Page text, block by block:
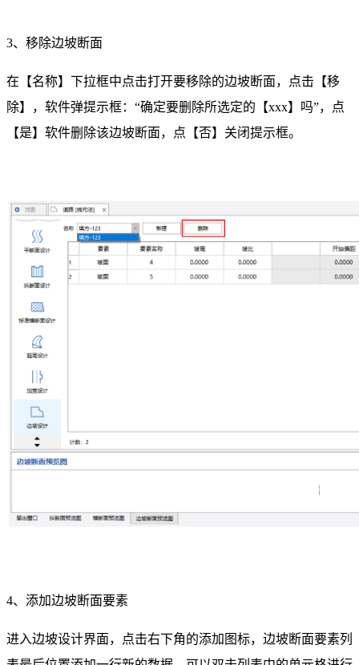
3、移除边坡断面
在【名称】下拉框中点击打开要移除的边坡断面，点击【移
除】，软件弹提示框：“确定要删除所选定的【xxx】吗”，点
【是】软件删除该边坡断面，点【否】关闭提示框。
4、添加边坡断面要素
进入边坡设计界面，点击右下角的添加图标，边坡断面要素列